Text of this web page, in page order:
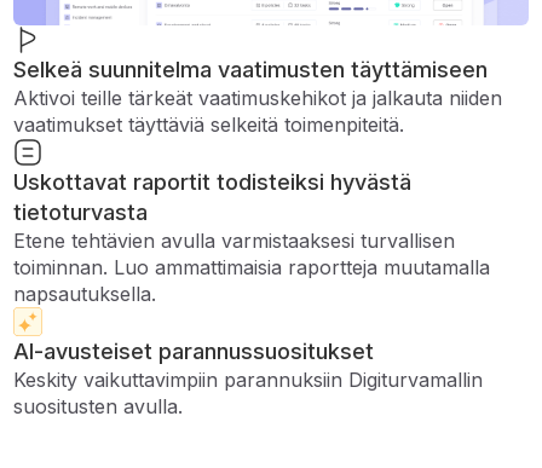
Selkeä suunnitelma vaatimusten täyttämiseen
Aktivoi teille tärkeät vaatimuskehikot ja jalkauta niiden
vaatimukset täyttäviä selkeitä toimenpiteitä.
Uskottavat raportit todisteiksi hyvästä
tietoturvasta
Etene tehtävien avulla varmistaaksesi turvallisen
toiminnan. Luo ammattimaisia ​​raportteja muutamalla
napsautuksella.
AI-avusteiset parannussuositukset
Keskity vaikuttavimpiin parannuksiin Digiturvamallin
suositusten avulla.